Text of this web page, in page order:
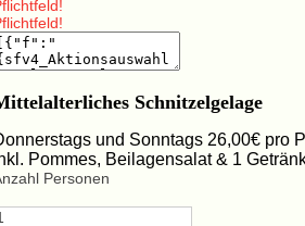
Schnitzelgelage
und Sonntags 26,00€ pro
Pommes, Beilagensalat & 1
Personen